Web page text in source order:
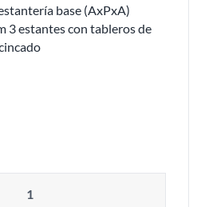
base (AxPxA)
3 estantes con tableros de